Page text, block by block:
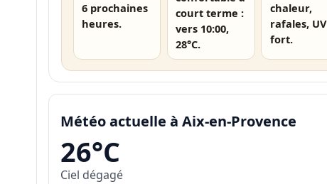
6 prochaines
heures.
court terme :
vers 10:00,
28°C.
chaleur,
rafales, UV
fort.
Météo actuelle à Aix-en-Provence
26°C
Ciel dégagé